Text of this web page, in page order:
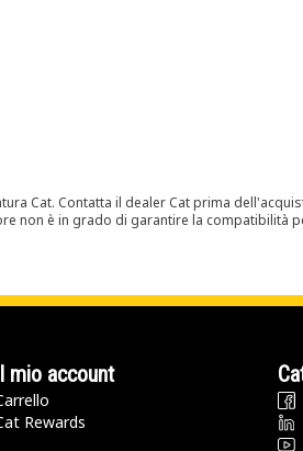
Cat. Contatta il dealer Cat prima
non è in grado di garantire la compatibilità
mio account
Rewards